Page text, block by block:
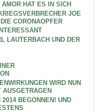
HAT ES IN SICH
JOE
CORONAOPFER
LAUTERBACH UND DER
WIRD NUN
BEGONNEN! UND